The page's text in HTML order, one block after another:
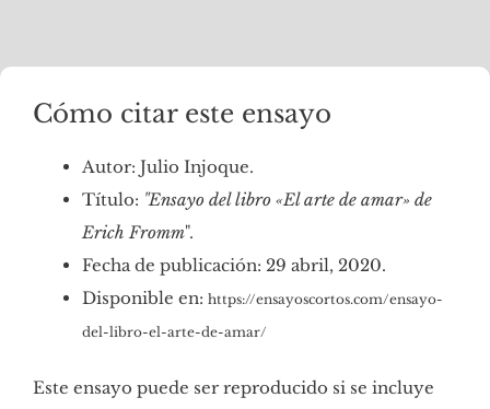
Cómo citar este ensayo
Autor: Julio Injoque.
Título: "Ensayo del libro «El arte de amar» de
Erich Fromm".
Fecha de publicación: 29 abril, 2020.
Disponible en: https://ensayoscortos.com/ensayo-
del-libro-el-arte-de-amar/
Este ensayo puede ser reproducido si se incluye